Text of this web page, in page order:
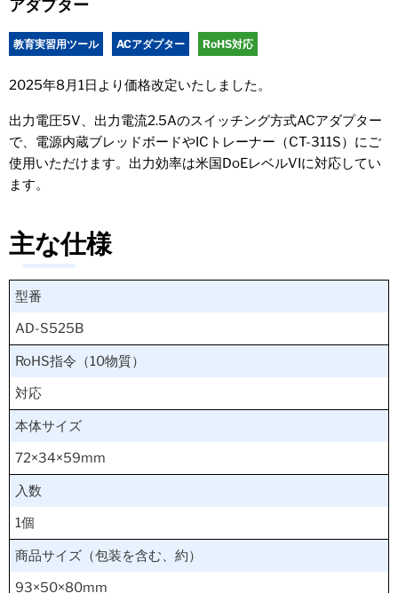
アダプター
教育実習用ツール ACアダプター RoHS対応
2025年8月1日より価格改定いたしました。
出力電圧5V、出力電流2.5Aのスイッチング方式ACアダプター
で、電源内蔵ブレッドボードやICトレーナー（CT-311S）にご
使用いただけます。出力効率は米国DoEレベルVIに対応してい
ます。
主な仕様
型番
AD-S525B
RoHS指令（10物質）
対応
本体サイズ
72×34×59mm
入数
1個
商品サイズ（包装を含む、約）
93×50×80mm